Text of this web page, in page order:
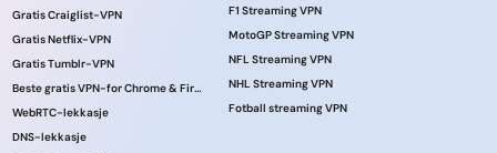
Gratis Craiglist-VPN
Gratis Netflix-VPN
Gratis Tumblr-VPN
Beste gratis VPN-for Chrome & Firefox!
WebRTC-lekkasje
DNS-lekkasje
F1 Streaming VPN
MotoGP Streaming VPN
NFL Streaming VPN
NHL Streaming VPN
Fotball streaming VPN